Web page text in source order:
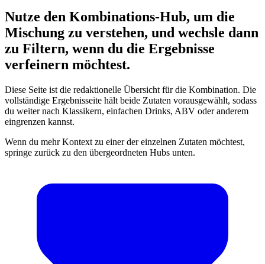
Nutze den Kombinations-Hub, um die
Mischung zu verstehen, und wechsle dann
zu Filtern, wenn du die Ergebnisse
verfeinern möchtest.
Diese Seite ist die redaktionelle Übersicht für die Kombination. Die
vollständige Ergebnisseite hält beide Zutaten vorausgewählt, sodass
du weiter nach Klassikern, einfachen Drinks, ABV oder anderem
eingrenzen kannst.
Wenn du mehr Kontext zu einer der einzelnen Zutaten möchtest,
springe zurück zu den übergeordneten Hubs unten.